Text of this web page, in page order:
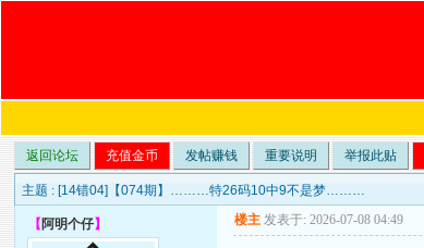
返回论坛 充值金币 发帖赚钱 重要说明 举报此贴
主题 : [14错04]【074期】………特26码10中9不是梦………
【 阿明个仔】 楼主 发表于: 2026-07-08 04:49